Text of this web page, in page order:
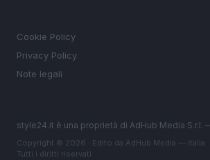
Cookie Policy
Privacy Policy
Note legali
style24.it è una proprietà di AdHub Media S.r.l.
Copyright © 2026 · Edito da AdHub Media — Italia
Tutti i diritti riservati